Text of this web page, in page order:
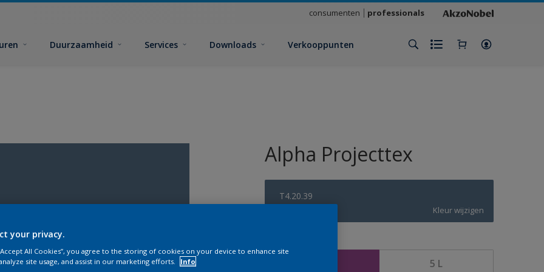
consumenten professionals
Duurzaamheid Services Downloads Verkooppunten
Alpha Projecttex
T4.20.39
Kleur wijzigen
5 L
your privacy.
All Cookies”, you agree to the storing of cookies on your device to enhance site
site usage, and assist in our marketing efforts.
Info